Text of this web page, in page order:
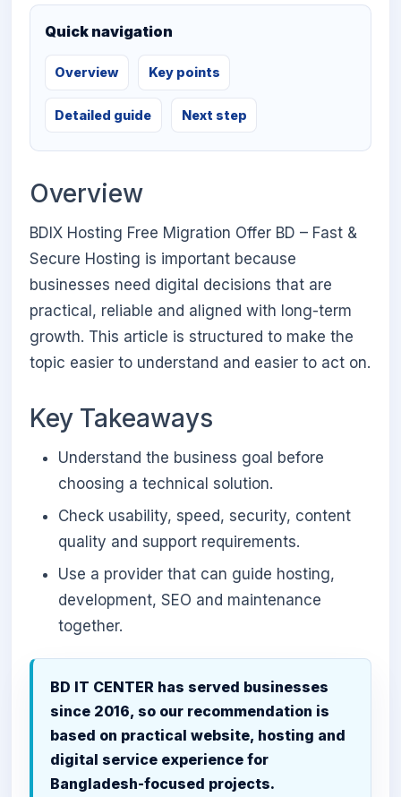
Quick navigation
Overview Key points
Detailed guide Next step
Overview
BDIX Hosting Free Migration Offer BD – Fast &
Secure Hosting is important because
businesses need digital decisions that are
practical, reliable and aligned with long-term
growth. This article is structured to make the
topic easier to understand and easier to act on.
Key Takeaways
Understand the business goal before
choosing a technical solution.
Check usability, speed, security, content
quality and support requirements.
Use a provider that can guide hosting,
development, SEO and maintenance
together.
BD IT CENTER has served businesses
since 2016, so our recommendation is
based on practical website, hosting and
digital service experience for
Bangladesh-focused projects.